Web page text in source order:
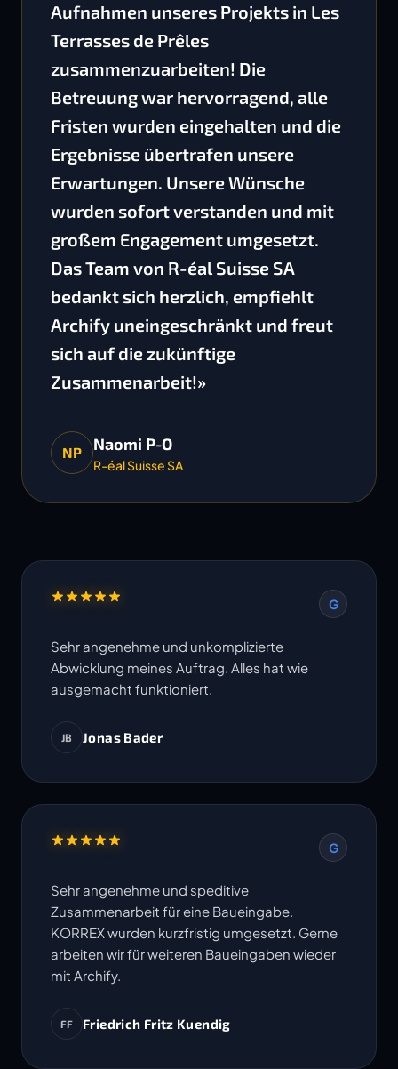
Aufnahmen unseres Projekts in Les
Terrasses de Prêles
zusammenzuarbeiten! Die
Betreuung war hervorragend, alle
Fristen wurden eingehalten und die
Ergebnisse übertrafen unsere
Erwartungen. Unsere Wünsche
wurden sofort verstanden und mit
großem Engagement umgesetzt.
Das Team von R-éal Suisse SA
bedankt sich herzlich, empfiehlt
Archify uneingeschränkt und freut
sich auf die zukünftige
Zusammenarbeit!»
NP Naomi P-O
R-éal Suisse SA
G
Sehr angenehme und unkomplizierte
Abwicklung meines Auftrag. Alles hat wie
ausgemacht funktioniert.
JB Jonas Bader
G
Sehr angenehme und speditive
Zusammenarbeit für eine Baueingabe.
KORREX wurden kurzfristig umgesetzt. Gerne
arbeiten wir für weiteren Baueingaben wieder
mit Archify.
FF Friedrich Fritz Kuendig